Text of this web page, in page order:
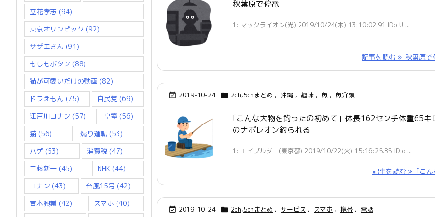
秋葉原で停電
1: マックライオン(光) 2019/10/24(木) 13:10:02.91 ID:cU ...
記事を読む 秋葉原で
 2019-10-24  2ch,5chまとめ , 沖縄 , 趣味 , 魚 , 魚介類
｢こんな大物を釣ったの初めて」体長162センチ体重65キ
のナポレオン釣られる
1: エイブルダー(東京都) 2019/10/22(火) 15:16:25.85 ID:o ...
記事を読む ｢こん
 2019-10-24  2ch,5chまとめ , サービス , スマホ , 携帯 , 電話
立花孝志 (94)
東京オリンピック (92)
サザエさん (91)
もしもボタン (88)
猫が可愛いだけの動画 (82)
ドラえもん (75) 自民党 (69)
江戸川コナン (57) 皇室 (56)
猫 (56) 煽り運転 (53)
ハゲ (53) 消費税 (47)
工藤新一 (45) NHK (44)
コナン (43) 台風15号 (42)
吉本興業 (42) スマホ (40)